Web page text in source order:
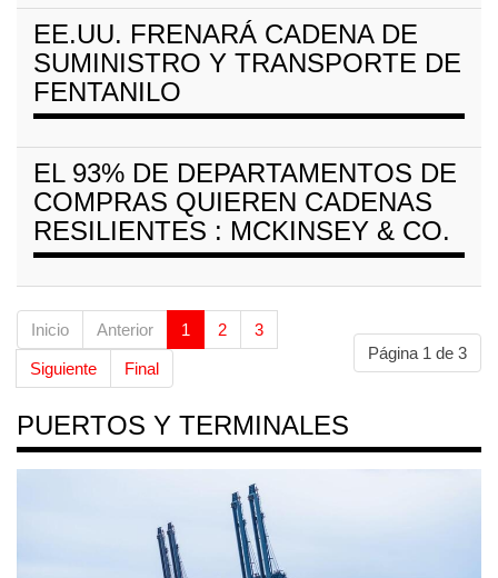
EE.UU. FRENARÁ CADENA DE
SUMINISTRO Y TRANSPORTE DE
FENTANILO
EL 93% DE DEPARTAMENTOS DE
COMPRAS QUIEREN CADENAS
RESILIENTES : MCKINSEY & CO.
Página 1 de 3
Inicio Anterior 1 2 3
Siguiente Final
PUERTOS Y TERMINALES